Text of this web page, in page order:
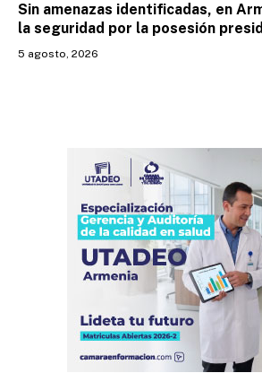
Sin amenazas identificadas, en
la seguridad por la posesión
5 agosto, 2026